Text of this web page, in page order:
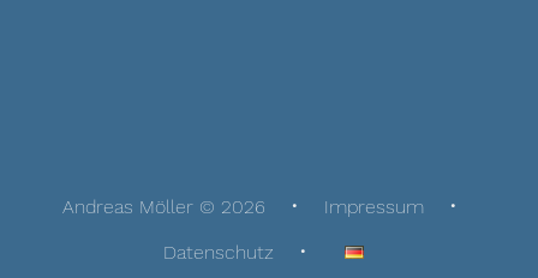
Andreas Möller © 2026
Impressum
Datenschutz